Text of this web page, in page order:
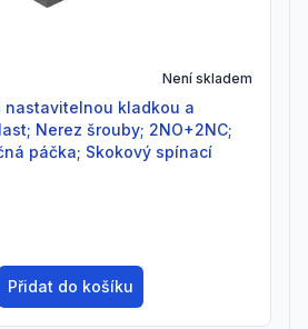
Není skladem
Nerez šrouby; 2NO+2NC;
páčka; Skokový spínací
Přidat do košíku